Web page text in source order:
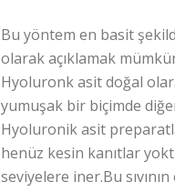
Bu yöntem en basit
olarak açıklamak
Hyoluronk asit doğal
yumuşak bir biçimde
Hyoluronik asit
henüz kesin kanıtlar
seviyelere iner.Bu